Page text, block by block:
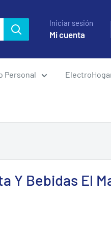
Iniciar sesión
Mi cuenta
Personal
Y Bebidas El